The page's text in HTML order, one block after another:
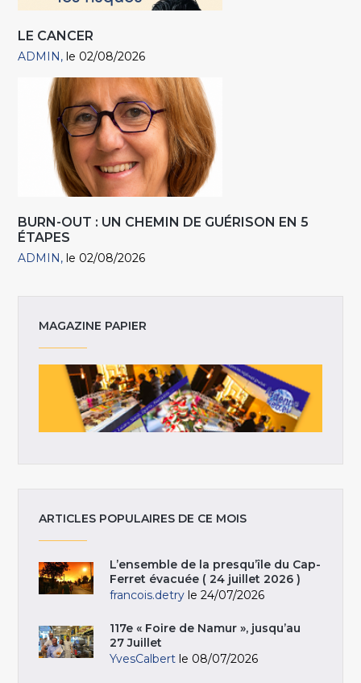
LE CANCER
ADMIN le 02/08/2026
BURN-OUT : UN CHEMIN DE GUÉRISON EN 5
ÉTAPES
ADMIN le 02/08/2026
MAGAZINE PAPIER
ARTICLES POPULAIRES DE CE MOIS
L’ensemble de la presqu’île du Cap-
Ferret évacuée ( 24 juillet 2026 )
francois.detry le 24/07/2026
117e « Foire de Namur », jusqu’au
27 Juillet
YvesCalbert le 08/07/2026